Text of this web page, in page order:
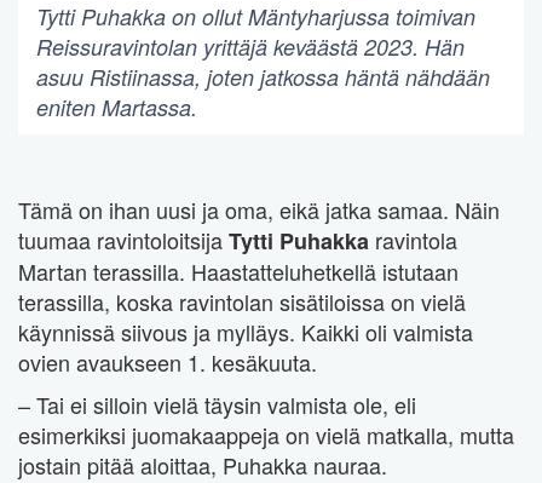
Tytti Puhakka on ollut Mäntyharjussa toimivan
Reissuravintolan yrittäjä keväästä 2023. Hän
asuu Ristiinassa, joten jatkossa häntä nähdään
eniten Martassa.
Tämä on ihan uusi ja oma, eikä jatka samaa. Näin
tuumaa ravintoloitsijaTytti Puhakka ravintola
Martan terassilla. Haastatteluhetkellä istutaan
terassilla, koska ravintolan sisätiloissa on vielä
käynnissä siivous ja mylläys. Kaikki oli valmista
ovien avaukseen 1. kesäkuuta.
– Tai ei silloin vielä täysin valmista ole, eli
esimerkiksi juomakaappeja on vielä matkalla, mutta
jostain pitää aloittaa, Puhakka nauraa.